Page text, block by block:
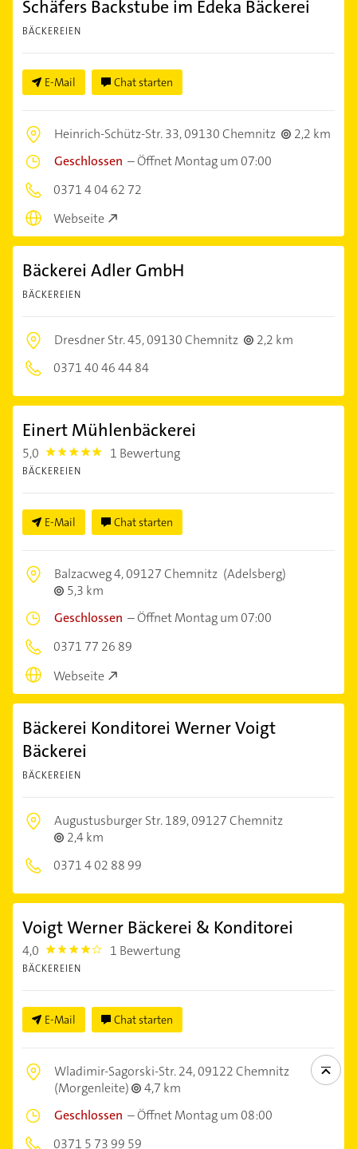
Schäfers Backstube im Edeka Bäckerei
BÄCKEREIEN
E-Mail Chat starten
Heinrich-Schütz-Str. 33,09130 Chemnitz
2,2 km
Geschlossen –Öffnet Montag um 07:00
0371 4 04 62 72
Webseite
Bäckerei Adler GmbH
BÄCKEREIEN
Dresdner Str. 45,09130 Chemnitz
2,2 km
0371 40 46 44 84
Einert Mühlenbäckerei
5,0 5.0 1 Bewertung
BÄCKEREIEN
E-Mail Chat starten
Balzacweg 4,09127 Chemnitz (Adelsberg)
5,3 km
Geschlossen –Öffnet Montag um 07:00
0371 77 26 89
Webseite
Bäckerei Konditorei Werner Voigt
Bäckerei
BÄCKEREIEN
Augustusburger Str. 189,09127 Chemnitz
2,4 km
0371 4 02 88 99
Voigt Werner Bäckerei & Konditorei
4,0 4.0 1 Bewertung
BÄCKEREIEN
E-Mail Chat starten
Wladimir-Sagorski-Str. 24,09122 Chemnitz
(Morgenleite)
4,7 km
Geschlossen –Öffnet Montag um 08:00
0371 5 73 99 59